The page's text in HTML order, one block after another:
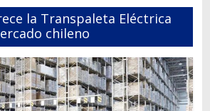
la Transpaleta Eléctrica
chileno